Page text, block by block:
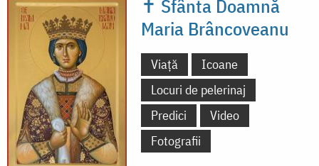
✝ Sfânta Doamnă
Maria Brâncoveanu
Viață
Icoane
Locuri de pelerinaj
Predici
Video
Fotografii